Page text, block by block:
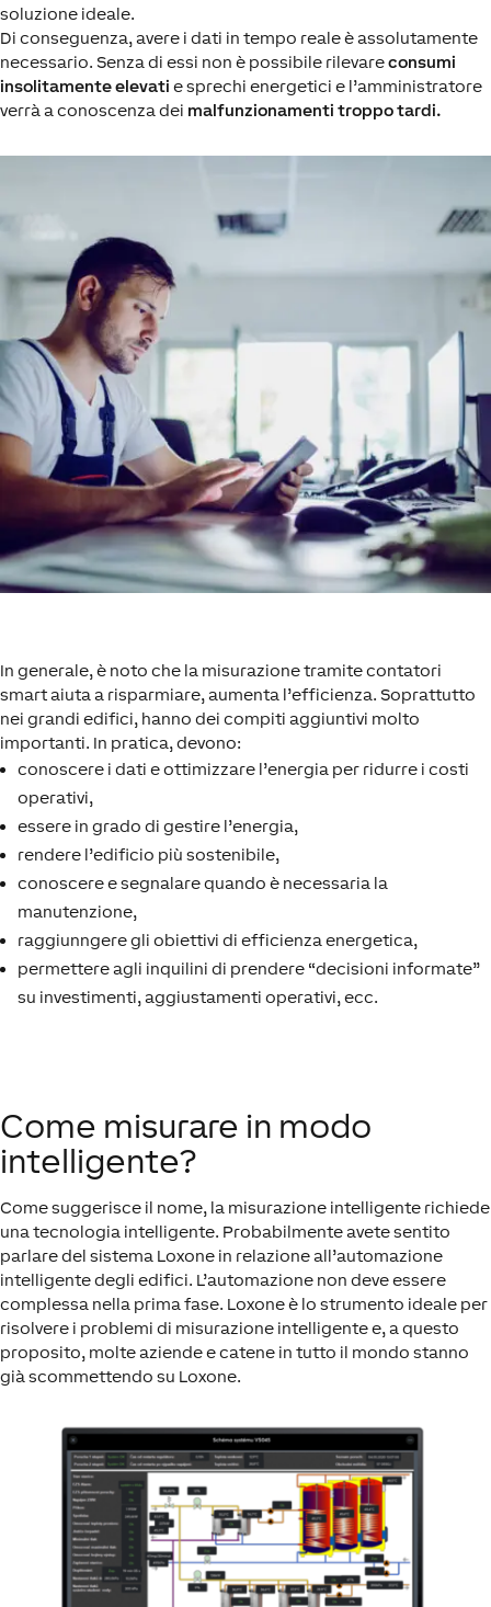
soluzione ideale.
Di conseguenza, avere i dati in tempo reale è assolutamente
necessario. Senza di essi non è possibile rilevareconsumi
insolitamente elevati e sprechi energetici e l’amministratore
verrà a conoscenza dei malfunzionamenti troppo tardi.
In generale, è noto che la misurazione tramite contatori
smart aiuta a risparmiare, aumenta l’efficienza. Soprattutto
nei grandi edifici, hanno dei compiti aggiuntivi molto
importanti. In pratica, devono:
conoscere i dati e ottimizzare l’energia per ridurre i costi
operativi,
essere in grado di gestire l’energia,
rendere l’edificio più sostenibile,
conoscere e segnalare quando è necessaria la
manutenzione,
raggiunngere gli obiettivi di efficienza energetica,
permettere agli inquilini di prendere “decisioni informate”
su investimenti, aggiustamenti operativi, ecc.
Come misurare in modo
intelligente?
Come suggerisce il nome, la misurazione intelligente richiede
una tecnologia intelligente. Probabilmente avete sentito
parlare del sistema Loxone in relazione all’automazione
intelligente degli edifici. L’automazione non deve essere
complessa nella prima fase. Loxone è lo strumento ideale per
risolvere i problemi di misurazione intelligente e, a questo
proposito, molte aziende e catene in tutto il mondo stanno
già scommettendo su Loxone.